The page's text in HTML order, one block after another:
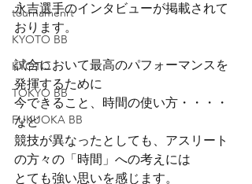
tournamenrt
KYOTO BB
KYOTO
TOKYO BB
FUKUOKA BB
永吉選手のインタビューが掲載されて
おります。
試合において最高のパフォーマンスを
発揮するために
今できること、時間の使い方・・・・
など
競技が異なったとしても、アスリート
の方々の「時間」への考えには
とても強い思いを感じます。